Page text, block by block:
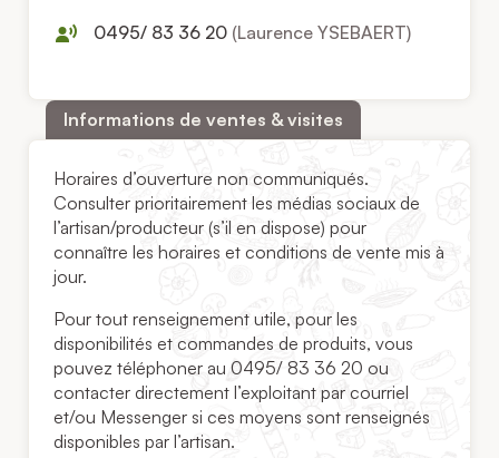
0495/ 83 36 20 (Laurence YSEBAERT)
Informations de ventes & visites
Horaires d’ouverture non communiqués.
Consulter prioritairement les médias sociaux de
l’artisan/producteur (s’il en dispose) pour
connaître les horaires et conditions de vente mis à
jour.
Pour tout renseignement utile, pour les
disponibilités et commandes de produits, vous
pouvez téléphoner au 0495/ 83 36 20 ou
contacter directement l’exploitant par courriel
et/ou Messenger si ces moyens sont renseignés
disponibles par l’artisan.